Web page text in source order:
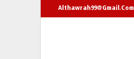
Althawrah99@gmail.com